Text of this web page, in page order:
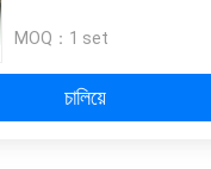
MOQ： 1 set
চালিয়ে